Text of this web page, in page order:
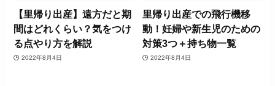
【里帰り出産】遠方だと期
間はどれくらい？気をつけ
る点やり方を解説
2022年8月4日
里帰り出産での飛行機移
動！妊婦や新生児のための
対策3つ＋持ち物一覧
2022年8月4日